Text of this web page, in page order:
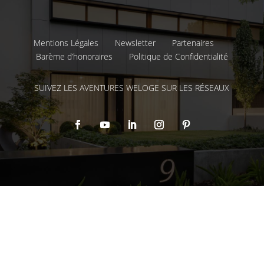
Mentions Légales Newsletter
Partenaires
Barème d’honoraires
Politique de Confidentialité
SUIVEZ LES AVENTURES WELOGE SUR LES RÉSEAUX